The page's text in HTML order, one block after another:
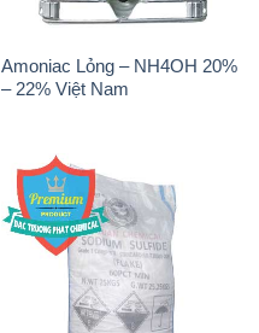
Amoniac Lỏng – NH4OH 20%
– 22% Việt Nam